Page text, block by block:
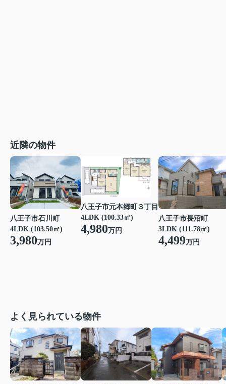
近隣の物件
八王子市石川町
4LDK (103.50㎡)
3,980万円
八王子市元本郷町３丁目
4LDK (100.33㎡)
4,980万円
八王子市長沼町
3LDK (111.78㎡)
4,499万円
よく見られている物件